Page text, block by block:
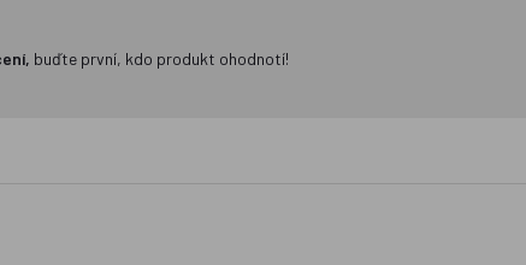
buďte první, kdo produkt ohodnotí!